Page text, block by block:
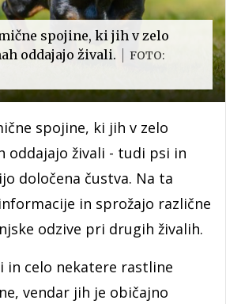
spojine, ki jih v zelo
oddajajo živali.
FOTO:
spojine, ki jih v zelo
oddajajo živali - tudi psi in
določena čustva. Na ta
in sprožajo različne
odzive pri drugih živalih.
in celo nekatere rastline
vendar jih je običajno